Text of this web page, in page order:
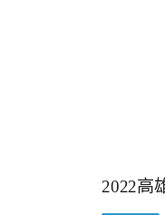
2022高